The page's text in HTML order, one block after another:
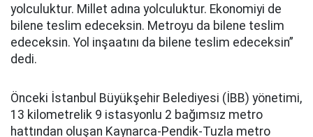
yolculuktur. Millet adına yolculuktur. Ekonomiyi de
bilene teslim edeceksin. Metroyu da bilene teslim
edeceksin. Yol inşaatını da bilene teslim edeceksin”
dedi.
Önceki İstanbul Büyükşehir Belediyesi (İBB) yönetimi,
13 kilometrelik 9 istasyonlu 2 bağımsız metro
hattından oluşan Kaynarca-Pendik-Tuzla metro